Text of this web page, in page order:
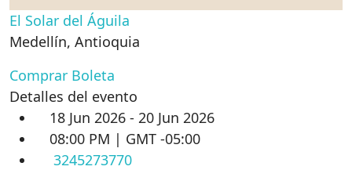
El Solar del Águila
Medellín, Antioquia
Comprar Boleta
Detalles del evento
18 Jun 2026 - 20 Jun 2026
08:00 PM | GMT -05:00
3245273770